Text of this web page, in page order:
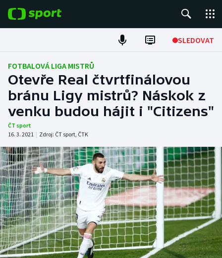
SLEDOVAT
Fotbal
Hokej
Tenis
Atletika
Cyklistika
DALŠÍ SPORTY
Americký fotbal
Baseball a softbal
Basketbal
NEPŘEHLÉDNĚTE
Soutěže
Historické návraty
FOTBALOVÁ LIGA MISTRŮ
Otevře Real čtvrtfinálovou
bránu Ligy mistrů? Náskok z
venku budou hájit i "Citizens"
ČT sport
16. 3. 2021 | Zdroj: ČT sport, ČTK